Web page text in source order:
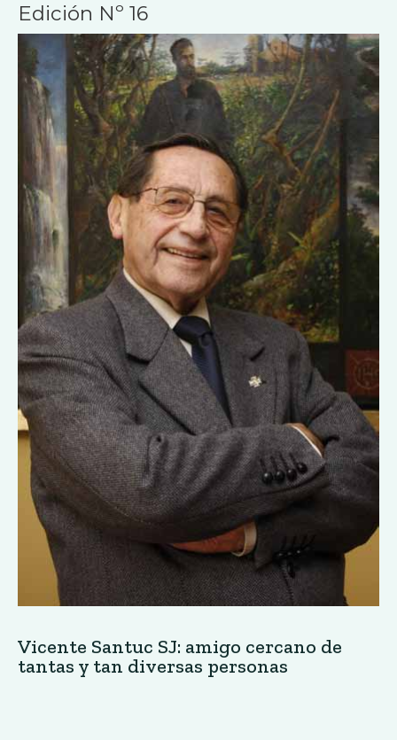
Edición Nº 16
Vicente Santuc SJ: amigo cercano de
tantas y tan diversas personas